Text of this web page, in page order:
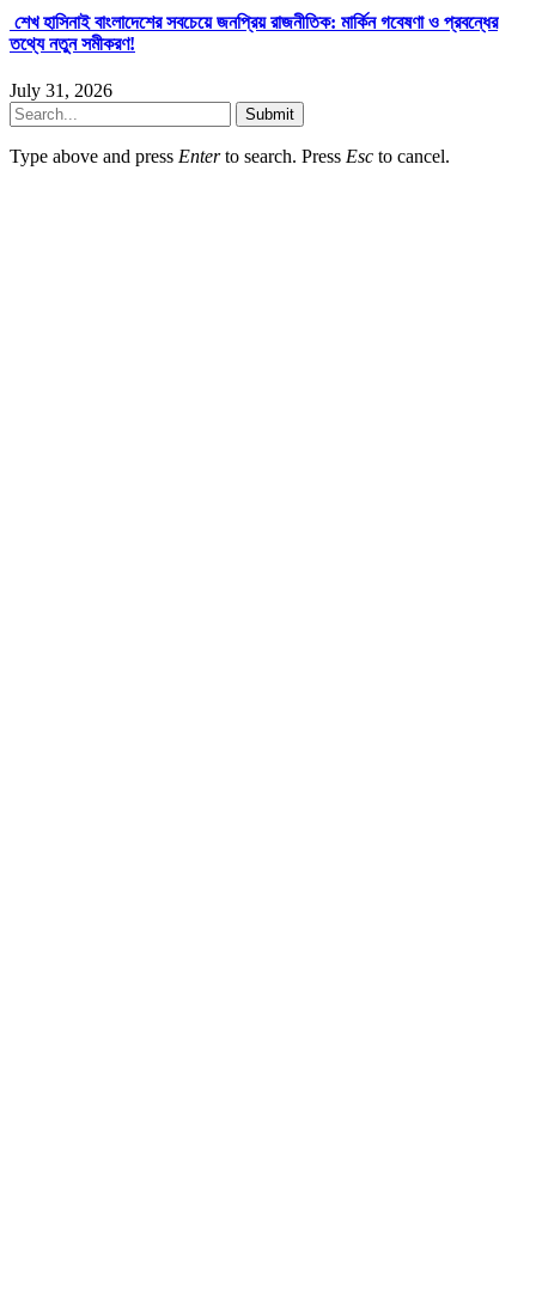
শেখ হাসিনাই বাংলাদেশের সবচেয়ে জনপ্রিয় রাজনীতিক: মার্কিন গবেষণা ও প্রবন্ধের
তথ্যে নতুন সমীকরণ!
July 31, 2026
Submit
Type above and press Enterto search. Press Esc to cancel.